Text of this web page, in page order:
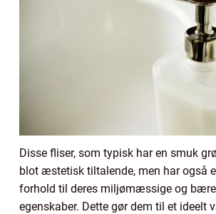
Disse fliser, som typisk har en smuk
blot æstetisk tiltalende, men har også
forhold til deres miljømæssige og
egenskaber. Dette gør dem til et ideelt